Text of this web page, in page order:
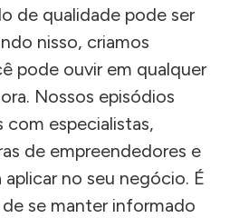
de qualidade pode ser
nisso, criamos
pode ouvir em qualquer
Nossos episódios
especialistas,
de empreendedores e
aplicar no seu negócio. É
se manter informado